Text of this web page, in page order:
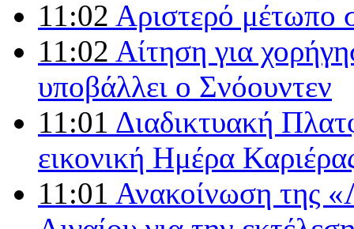
11:02 Αριστερό μέτωπο
11:02 Αίτηση για
υποβάλλει ο Σνόουντεν
11:01 Διαδικτυακή
εικονική Ημέρα
11:01 Ανακοίνωση της